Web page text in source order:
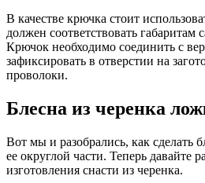
В качестве крючка стоит
должен соответствовать габаритам
Крючок необходимо соединить с
зафиксировать в отверстии на
проволоки.
Блесна из черенка
Вот мы и разобрались, как сделать
ее округлой части. Теперь давайте
изготовления снасти из черенка.